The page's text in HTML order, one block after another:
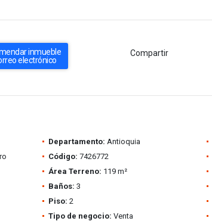
inmueble
electrónico
Compartir
Departamento: Antioquia
Código: 7426772
Área Terreno: 119 m²
Baños: 3
Piso: 2
Tipo de negocio: Venta